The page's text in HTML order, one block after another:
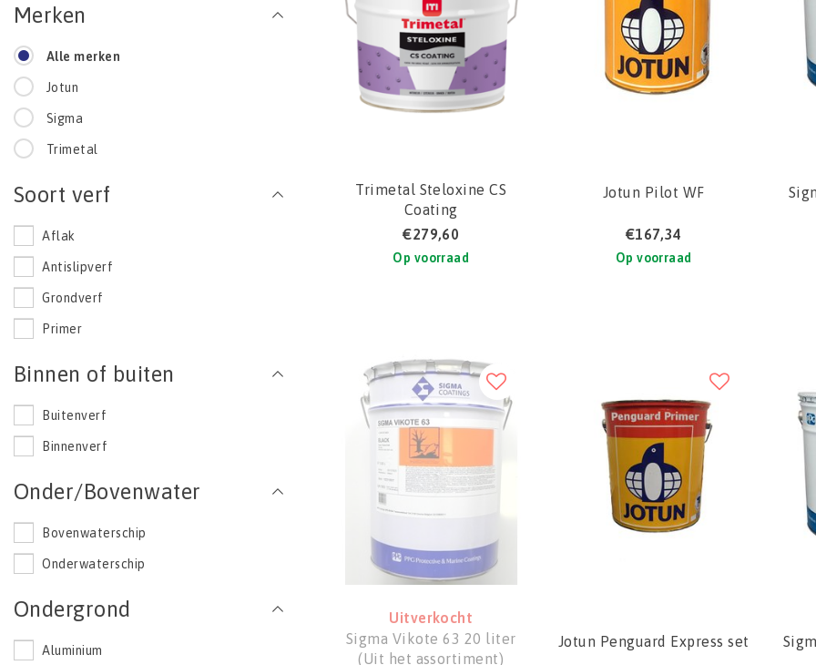
Merken
Alle merken
Jotun
Sigma
Trimetal
Soort verf
Aflak
Antislipverf
Grondverf
Primer
Binnen of buiten
Buitenverf
Binnenverf
Onder/Bovenwater
Bovenwaterschip
Onderwaterschip
Ondergrond
Aluminium
Trimetal Steloxine CS
Coating
€279,60
Op voorraad
Jotun Pilot WF
€167,34
Op voorraad
Uitverkocht
Sigma Vikote 63 20 liter
(Uit het assortiment)
Jotun Penguard Express set